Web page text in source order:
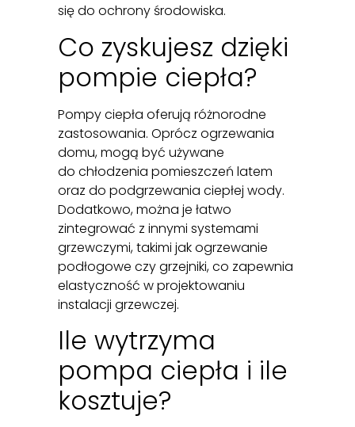
się do ochrony środowiska.
Co zyskujesz dzięki
pompie ciepła?
Pompy ciepła oferują różnorodne
zastosowania. Oprócz ogrzewania
domu, mogą być używane
do chłodzenia pomieszczeń latem
oraz do podgrzewania ciepłej wody.
Dodatkowo, można je łatwo
zintegrować z innymi systemami
grzewczymi, takimi jak ogrzewanie
podłogowe czy grzejniki, co zapewnia
elastyczność w projektowaniu
instalacji grzewczej.
Ile wytrzyma
pompa ciepła i ile
kosztuje?